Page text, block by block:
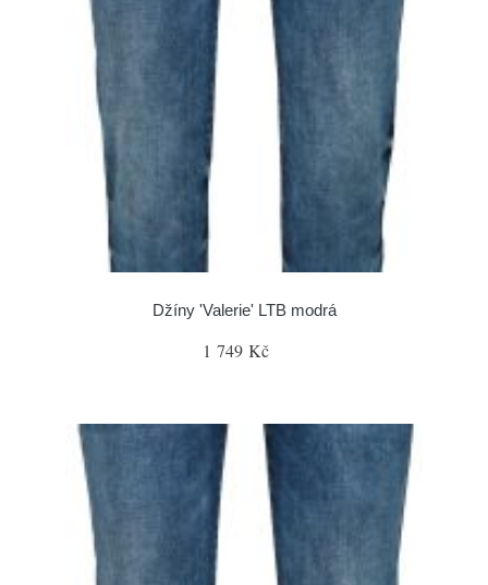
Džíny 'Valerie' LTB modrá
1 749 Kč